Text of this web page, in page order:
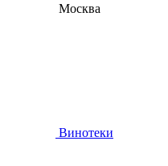
Москва
Винотеки